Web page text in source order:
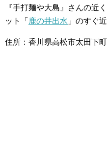
『手打麺や大島』さんの近
ット「 鹿の井出水 」のすぐ
住所：香川県高松市太田下町